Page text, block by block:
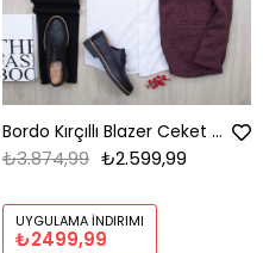
Bordo Kırçıllı Blazer Ceket Gömlek Pantolon Ayakkabı Kombin
₺2.599,99
₺3.874,99
UYGULAMA İNDIRIMI
₺2499,99